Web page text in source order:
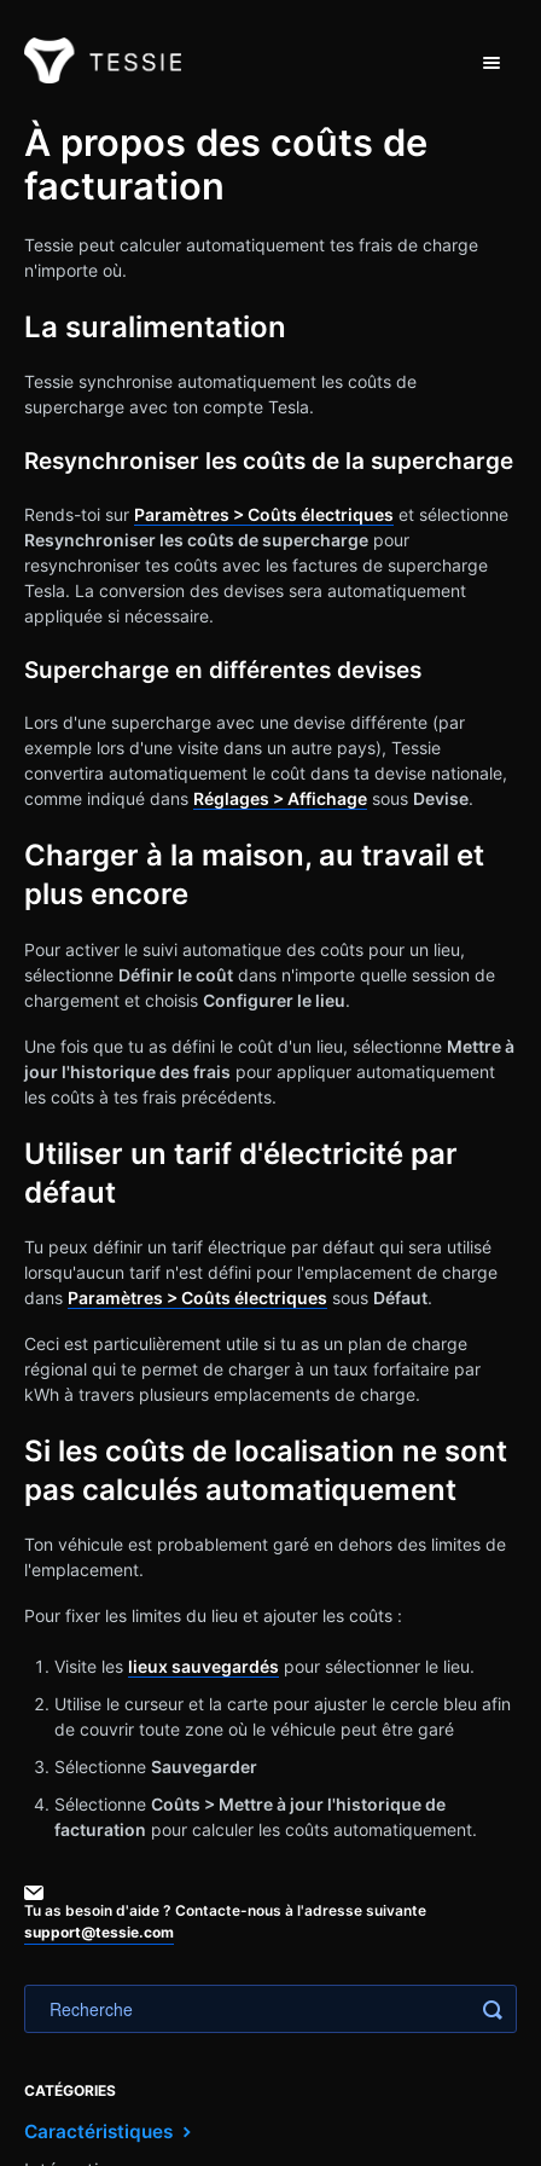
Toggle
Support Home
À propos des coûts de
facturation
Tessie peut calculer automatiquement tes frais de charge
n'importe où.
La suralimentation
Tessie synchronise automatiquement les coûts de
supercharge avec ton compte Tesla.
Resynchroniser les coûts de la supercharge
Rends-toi sur Paramètres > Coûts électriques et sélectionne
Resynchroniser les coûts de supercharge pour
resynchroniser tes coûts avec les factures de supercharge
Tesla. La conversion des devises sera automatiquement
appliquée si nécessaire.
Supercharge en différentes devises
Lors d'une supercharge avec une devise différente (par
exemple lors d'une visite dans un autre pays), Tessie
convertira automatiquement le coût dans ta devise nationale,
comme indiqué dans Réglages > Affichage sous Devise.
Charger à la maison, au travail et
plus encore
Pour activer le suivi automatique des coûts pour un lieu,
sélectionne Définir le coût dans n'importe quelle session de
chargement et choisis Configurer le lieu.
Une fois que tu as défini le coût d'un lieu, sélectionne Mettre à
jour l'historique des frais pour appliquer automatiquement
les coûts à tes frais précédents.
Utiliser un tarif d'électricité par
défaut
Tu peux définir un tarif électrique par défaut qui sera utilisé
lorsqu'aucun tarif n'est défini pour l'emplacement de charge
dans Paramètres > Coûts électriques sous Défaut.
Ceci est particulièrement utile si tu as un plan de charge
régional qui te permet de charger à un taux forfaitaire par
kWh à travers plusieurs emplacements de charge.
Si les coûts de localisation ne sont
pas calculés automatiquement
Ton véhicule est probablement garé en dehors des limites de
l'emplacement.
Pour fixer les limites du lieu et ajouter les coûts :
Visite les lieux sauvegardés pour sélectionner le lieu.
Utilise le curseur et la carte pour ajuster le cercle bleu afin
de couvrir toute zone où le véhicule peut être garé
Sélectionne Sauvegarder
Sélectionne Coûts > Mettre à jour l'historique de
facturation pour calculer les coûts automatiquement.
Tu as besoin d'aide ? Contacte-nous à l'adresse suivante
support@tessie.com
CATÉGORIES
Caractéristiques